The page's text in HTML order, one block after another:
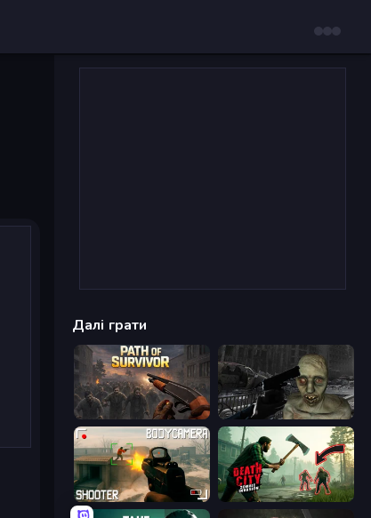
Далі грати
Path of Survivor C-Virus Game: Outbreak
BodyCamera Shooter Death City Zombie Invasion